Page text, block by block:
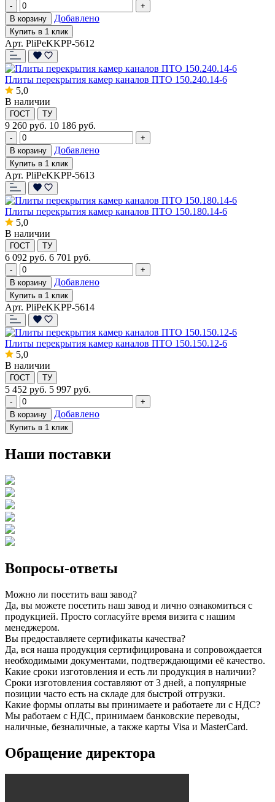
-
+
В корзину
Добавлено
Купить в 1 клик
Арт. PliPeKKPP-5612
Плиты перекрытия камер каналов ПТО 150.240.14-6
5,0
В наличии
ГОСТ ТУ
9 260 руб. 10 186 руб.
-
+
В корзину
Добавлено
Купить в 1 клик
Арт. PliPeKKPP-5613
Плиты перекрытия камер каналов ПТО 150.180.14-6
5,0
В наличии
ГОСТ ТУ
6 092 руб. 6 701 руб.
-
+
В корзину
Добавлено
Купить в 1 клик
Арт. PliPeKKPP-5614
Плиты перекрытия камер каналов ПТО 150.150.12-6
5,0
В наличии
ГОСТ ТУ
5 452 руб. 5 997 руб.
-
+
В корзину
Добавлено
Купить в 1 клик
Наши поставки
Вопросы-ответы
Можно ли посетить ваш завод?
Да, вы можете посетить наш завод и лично ознакомиться с
продукцией. Просто согласуйте время визита с нашим
менеджером.
Вы предоставляете сертификаты качества?
Да, вся наша продукция сертифицирована и сопровождается
необходимыми документами, подтверждающими её качество.
Какие сроки изготовления и есть ли продукция в наличии?
Сроки изготовления составляют от 3 дней, а популярные
позиции часто есть на складе для быстрой отгрузки.
Какие формы оплаты вы принимаете и работаете ли с НДС?
Мы работаем с НДС, принимаем банковские переводы,
наличные, безналичные, а также карты Visa и MasterCard.
Обращение директора